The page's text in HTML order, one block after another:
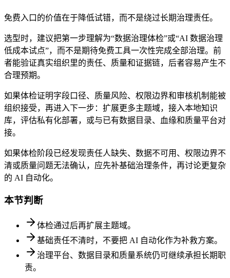
免费入口的价值在于降低试错，而不是绕过长期治理责任。
选型时，建议把第一步理解为“数据治理体检”或“AI 数据治理
低成本试点”，而不是期待免费工具一次性完成全部治理。前
者能验证真实组织里的责任、质量和证据链，后者容易产生不
合理预期。
如果体检证明字段口径、质量风险、权限边界和审核机制能被
组织接受，再进入下一步：扩展更多主题域，接入本地知识
库，评估私有化部署，或与已有数据目录、血缘和质量平台对
接。
如果体检阶段已经发现责任人缺失、数据不可用、权限边界不
清或质量问题无法确认，应先补基础治理条件，再讨论更复杂
的 AI 自动化。
本节判断
体检通过后再扩展主题域。
基础责任不清时，不要把 AI 自动化作为补救方案。
治理平台、数据目录和质量系统仍可继续承担长期职
责。